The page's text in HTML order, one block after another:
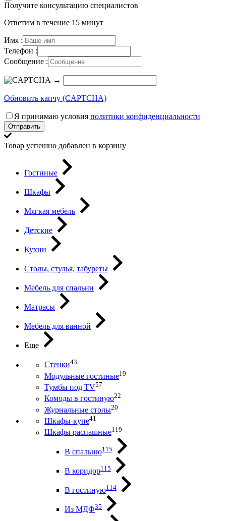
Получите консультацию специалистов
Ответим в течение 15 минут
Имя :
Телефон :
Сообщение :
→
Обновить капчу (CAPTCHA)
Я принимаю условия политики конфиденциальности
Отправить
Товар успешно добавлен в корзину
Гостиные
Шкафы
Мягкая мебель
Детские
Кухни
Столы, стулья, табуреты
Мебель для спальни
Матрасы
Мебель для ванной
Еще
Стенки43
Модульные гостиные19
Тумбы под ТV57
Комоды в гостиную22
Журнальные столы20
Шкафы-купе41
Шкафы распашные119
В спальню115
В коридор115
В гостиную114
Из МДФ35